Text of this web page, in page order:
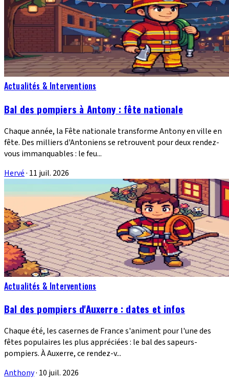
Actualités & Interventions
Bal des pompiers à Antony : fête nationale
Chaque année, la Fête nationale transforme Antony en ville en
fête. Des milliers d'Antoniens se retrouvent pour deux rendez-
vous immanquables : le feu...
Hervé· 11 juil. 2026
Actualités & Interventions
Bal des pompiers d'Auxerre : dates et infos
Chaque été, les casernes de France s'animent pour l'une des
fêtes populaires les plus appréciées : le bal des sapeurs-
pompiers. À Auxerre, ce rendez-v...
Anthony· 10 juil. 2026